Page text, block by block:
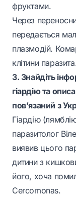
фруктами.
Через
передається
плазмодій.
клітини
3. Знайдіть
гіардію та
пов’язаний з
Гіардію
паразитолог
виявив цього
дитини з
його, хоча
Cercomonas.